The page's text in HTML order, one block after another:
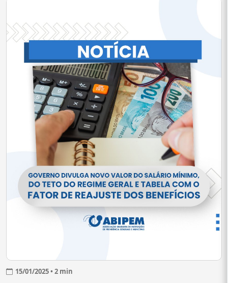
15/01/2025 • 2 min